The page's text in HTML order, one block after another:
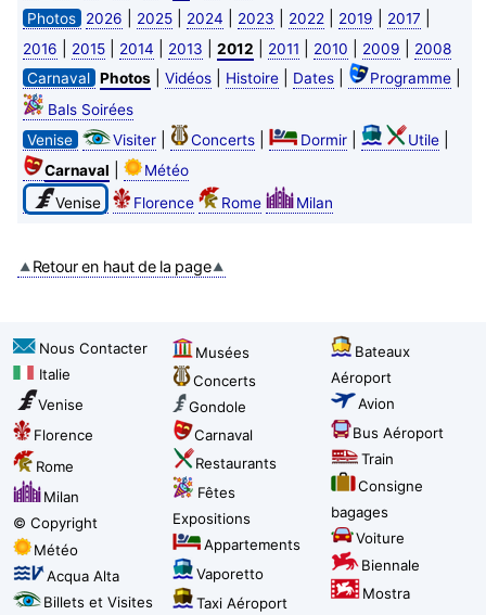
Photos
2026 2025| 2024 2023 2022 2019 2017
2016 2015| 2014 2013 2012 2011 2010 2009
2008
Carnaval Photos| Vidéos| Histoire| Dates| Programme|
Bals Soirées
Venise
Visiter| Concerts| Dormir| Utile|
Carnaval
Météo
Venise
Florence Rome Milan
Retour en haut de la page
Nous Contacter
Italie
Venise
Florence
Rome
Milan
© Copyright
Météo
Acqua Alta
Billets et Visites
Musées
Concerts
Gondole
Carnaval
Restaurants
Fêtes
Expositions
Appartements
Vaporetto
Taxi Aéroport
Bateaux
Aéroport
Avion
Bus Aéroport
Train
Consigne
bagages
Voiture
Biennale
Mostra